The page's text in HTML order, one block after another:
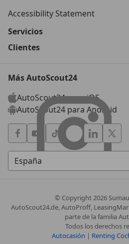
Accessibility Statement
Servicios
Clientes
Más AutoScout24
AutoScout24 para iOS
AutoScout24 para Android
© Copyright2026
AutoScout24.de, AutoProff,
parte de la familia
Todos los derechos
Autocasión | Renting